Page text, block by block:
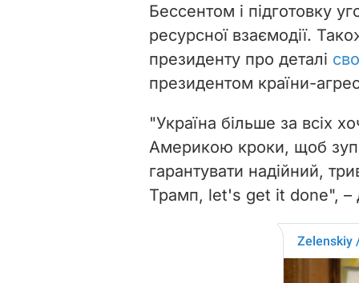
Бессентом і підготовку
ресурсної взаємодії.
президенту про деталі
президентом країни-
"Україна більше за всіх
Америкою кроки, щоб
гарантувати надійний,
Трамп, let's get it done", –